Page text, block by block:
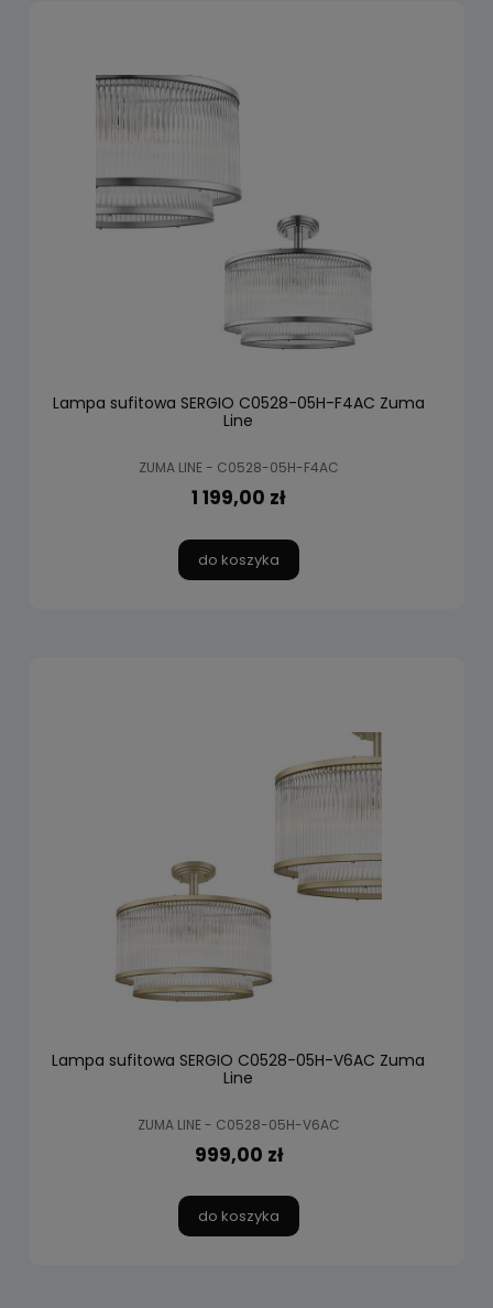
Lampa sufitowa SERGIO C0528-05H-F4AC Zuma
Line
ZUMA LINE - C0528-05H-F4AC
1 199,00 zł
do koszyka
Lampa sufitowa SERGIO C0528-05H-V6AC Zuma
Line
ZUMA LINE - C0528-05H-V6AC
999,00 zł
do koszyka